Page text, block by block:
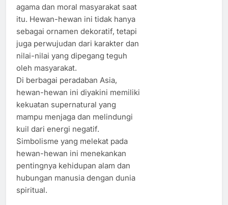
agama dan moral masyarakat saat
itu. Hewan-hewan ini tidak hanya
sebagai ornamen dekoratif, tetapi
juga perwujudan dari karakter dan
nilai-nilai yang dipegang teguh
oleh masyarakat.
Di berbagai peradaban Asia,
hewan-hewan ini diyakini memiliki
kekuatan supernatural yang
mampu menjaga dan melindungi
kuil dari energi negatif.
Simbolisme yang melekat pada
hewan-hewan ini menekankan
pentingnya kehidupan alam dan
hubungan manusia dengan dunia
spiritual.